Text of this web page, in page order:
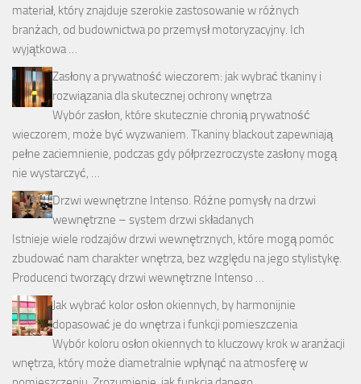
materiał, który znajduje szerokie zastosowanie w różnych
branżach, od budownictwa po przemysł motoryzacyjny. Ich
wyjątkowa …
Zasłony a prywatność wieczorem: jak wybrać tkaniny i
rozwiązania dla skutecznej ochrony wnętrza
Wybór zasłon, które skutecznie chronią prywatność
wieczorem, może być wyzwaniem. Tkaniny blackout zapewniają
pełne zaciemnienie, podczas gdy półprzezroczyste zasłony mogą
nie wystarczyć, …
Drzwi wewnętrzne Intenso. Różne pomysły na drzwi
wewnętrzne – system drzwi składanych
Istnieje wiele rodzajów drzwi wewnętrznych, które mogą pomóc
zbudować nam charakter wnętrza, bez względu na jego stylistykę.
Producenci tworzący drzwi wewnętrzne Intenso …
Jak wybrać kolor osłon okiennych, by harmonijnie
dopasować je do wnętrza i funkcji pomieszczenia
Wybór koloru osłon okiennych to kluczowy krok w aranżacji
wnętrza, który może diametralnie wpłynąć na atmosferę w